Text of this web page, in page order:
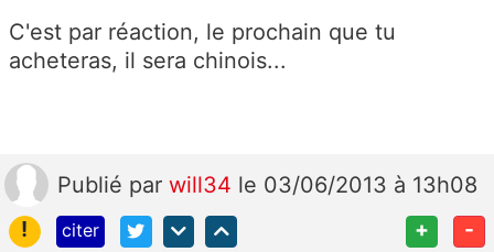
C'est par réaction, le prochain que tu
acheteras, il sera chinois...
Publié par will34 le 03/06/2013 à 13h08
!
citer + -